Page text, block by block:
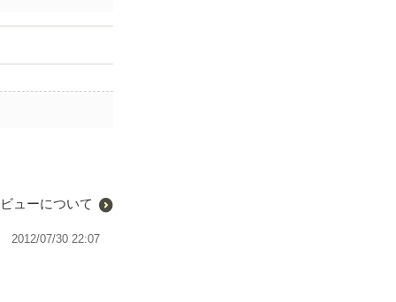
ューについて
2012/07/30 22:07